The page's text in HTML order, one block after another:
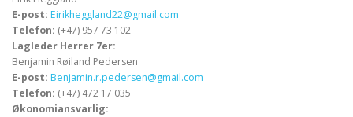
E-post: Eirikheggland22@gmail.com
Telefon: (+47) 957 73 102
Lagleder Herrer 7er:
Benjamin Røiland Pedersen
E-post: Benjamin.r.pedersen@gmail.com
Telefon: (+47) 472 17 035
Økonomiansvarlig: